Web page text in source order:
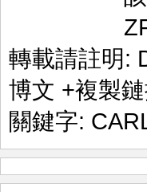
轉載請註明:
博文 +複製
關鍵字: